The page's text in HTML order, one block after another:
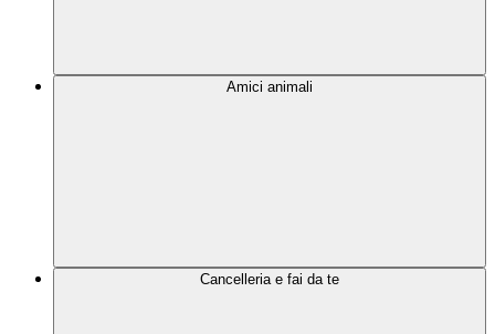
Amici animali
Cancelleria e fai da te